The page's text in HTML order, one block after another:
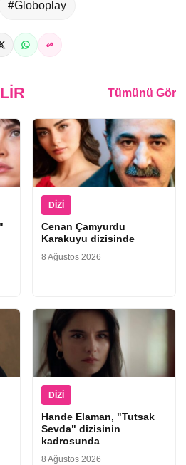
#Globoplay
Tümünü Gör
DIZI
Cenan Çamyurdu
Karakuyu dizisinde
8 Ağustos 2026
DIZI
Hande Elaman, "Tutsak
Sevda" dizisinin
kadrosunda
8 Ağustos 2026